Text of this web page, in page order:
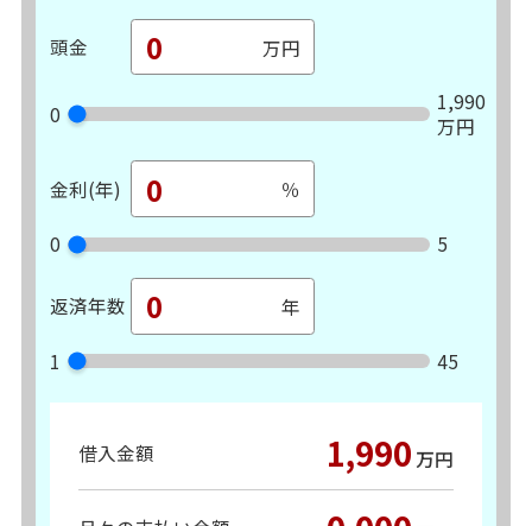
頭金
0
1,990
万円
金利(年)
0 5
返済年数
1 45
借入金額 1,990 万円